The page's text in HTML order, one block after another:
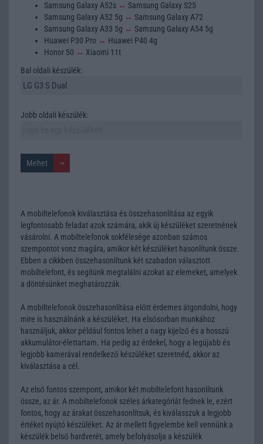
Samsung Galaxy A52s ↔ Samsung Galaxy S25
Samsung Galaxy A52 5g ↔ Samsung Galaxy A72
Samsung Galaxy A33 5g ↔ Samsung Galaxy A54 5g
Huawei P30 Pro ↔ Huawei P40 4g
Honor 50 ↔ Xiaomi 11t
Bal oldali készülék:
Jobb oldali készülék:
A mobiltelefonok kiválasztása és összehasonlítása az egyik
legfontosabb feladat azok számára, akik új készüléket szeretnének
vásárolni. A mobiltelefonok sokfélesége azonban számos
szempontot vonz magára, amikor két készüléket hasonlítunk össze.
Ebben a cikkben összehasonlítunk két szabadon választott
mobiltelefont, és segítünk megtalálni azokat az elemeket, amelyek
a döntésünket meghatározzák.
A mobiltelefonok összehasonlítása előtt érdemes átgondolni, hogy
mire is használnánk a készüléket. Ha elsősorban munkához
használjuk, akkor például fontos lehet a nagy kijelző és a hosszú
akkumulátor-élettartam. Ha pedig az érdekel, hogy a legújabb és
legjobb kamerával rendelkező készüléket szeretnéd, akkor az
kiválasztása a cél.
Az első fontos szempont, amikor két mobiltelefont hasonlítunk
össze, az ár. A mobiltelefonok széles árkategóriát fednek le, ezért
fontos, hogy az árakat összehasonlítsuk, és kiválasszuk a legjobb
értéket nyújtó készüléket. Az ár mellett figyelembe kell vennünk a
készülék belső hardverét, amely befolyásolja a készülék